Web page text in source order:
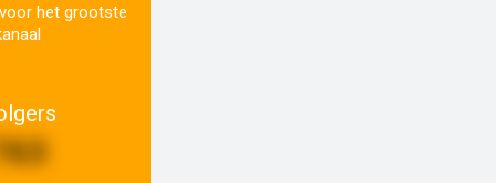
het grootste